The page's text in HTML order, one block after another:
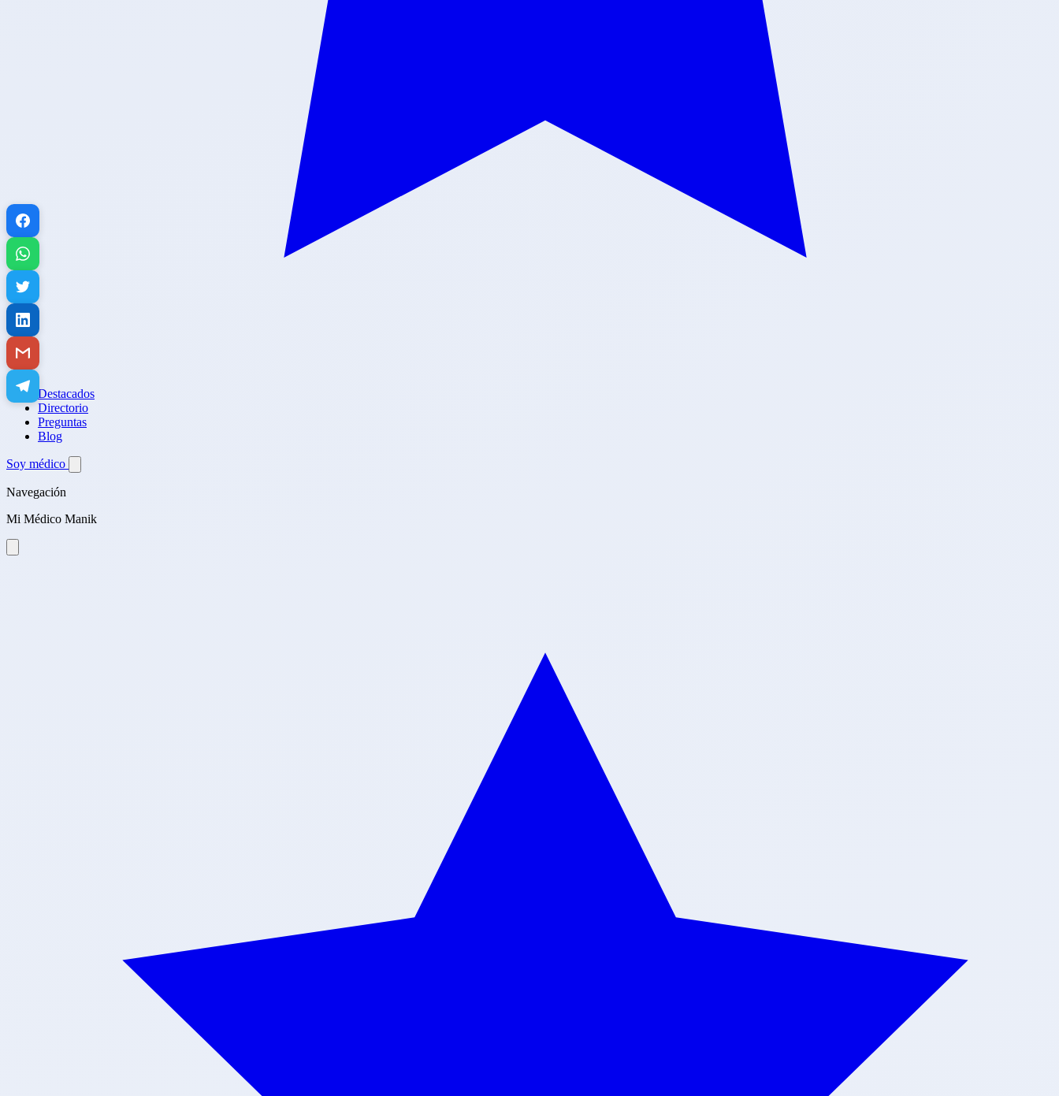
Destacados
Directorio
Preguntas
Blog
Soy médico
Navegación
Mi Médico Manik